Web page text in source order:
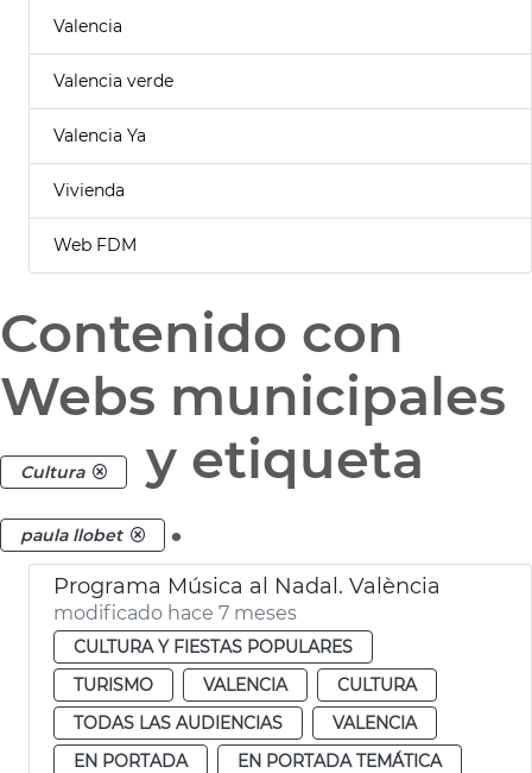
Valencia
Valencia verde
Valencia Ya
Vivienda
Web FDM
Contenido con
Webs municipales
Cultura y etiqueta
paula llobet .
Programa Música al Nadal. València
modificado hace 7 meses
CULTURA Y FIESTAS POPULARES
TURISMO
VALENCIA
CULTURA
TODAS LAS AUDIENCIAS
VALENCIA
EN PORTADA
EN PORTADA TEMÁTICA